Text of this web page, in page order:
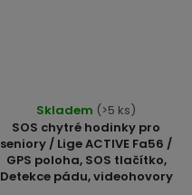
SOS chytré hodinky pro
seniory / Lige ACTIVE Fa56 /
GPS poloha, SOS tlačítko,
Detekce pádu, videohovory
hodnocení
produktu
je
4,7
Skladem (>5 ks)